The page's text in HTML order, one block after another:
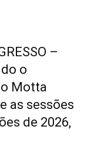
–
o
Motta
as sessões
de 2026,